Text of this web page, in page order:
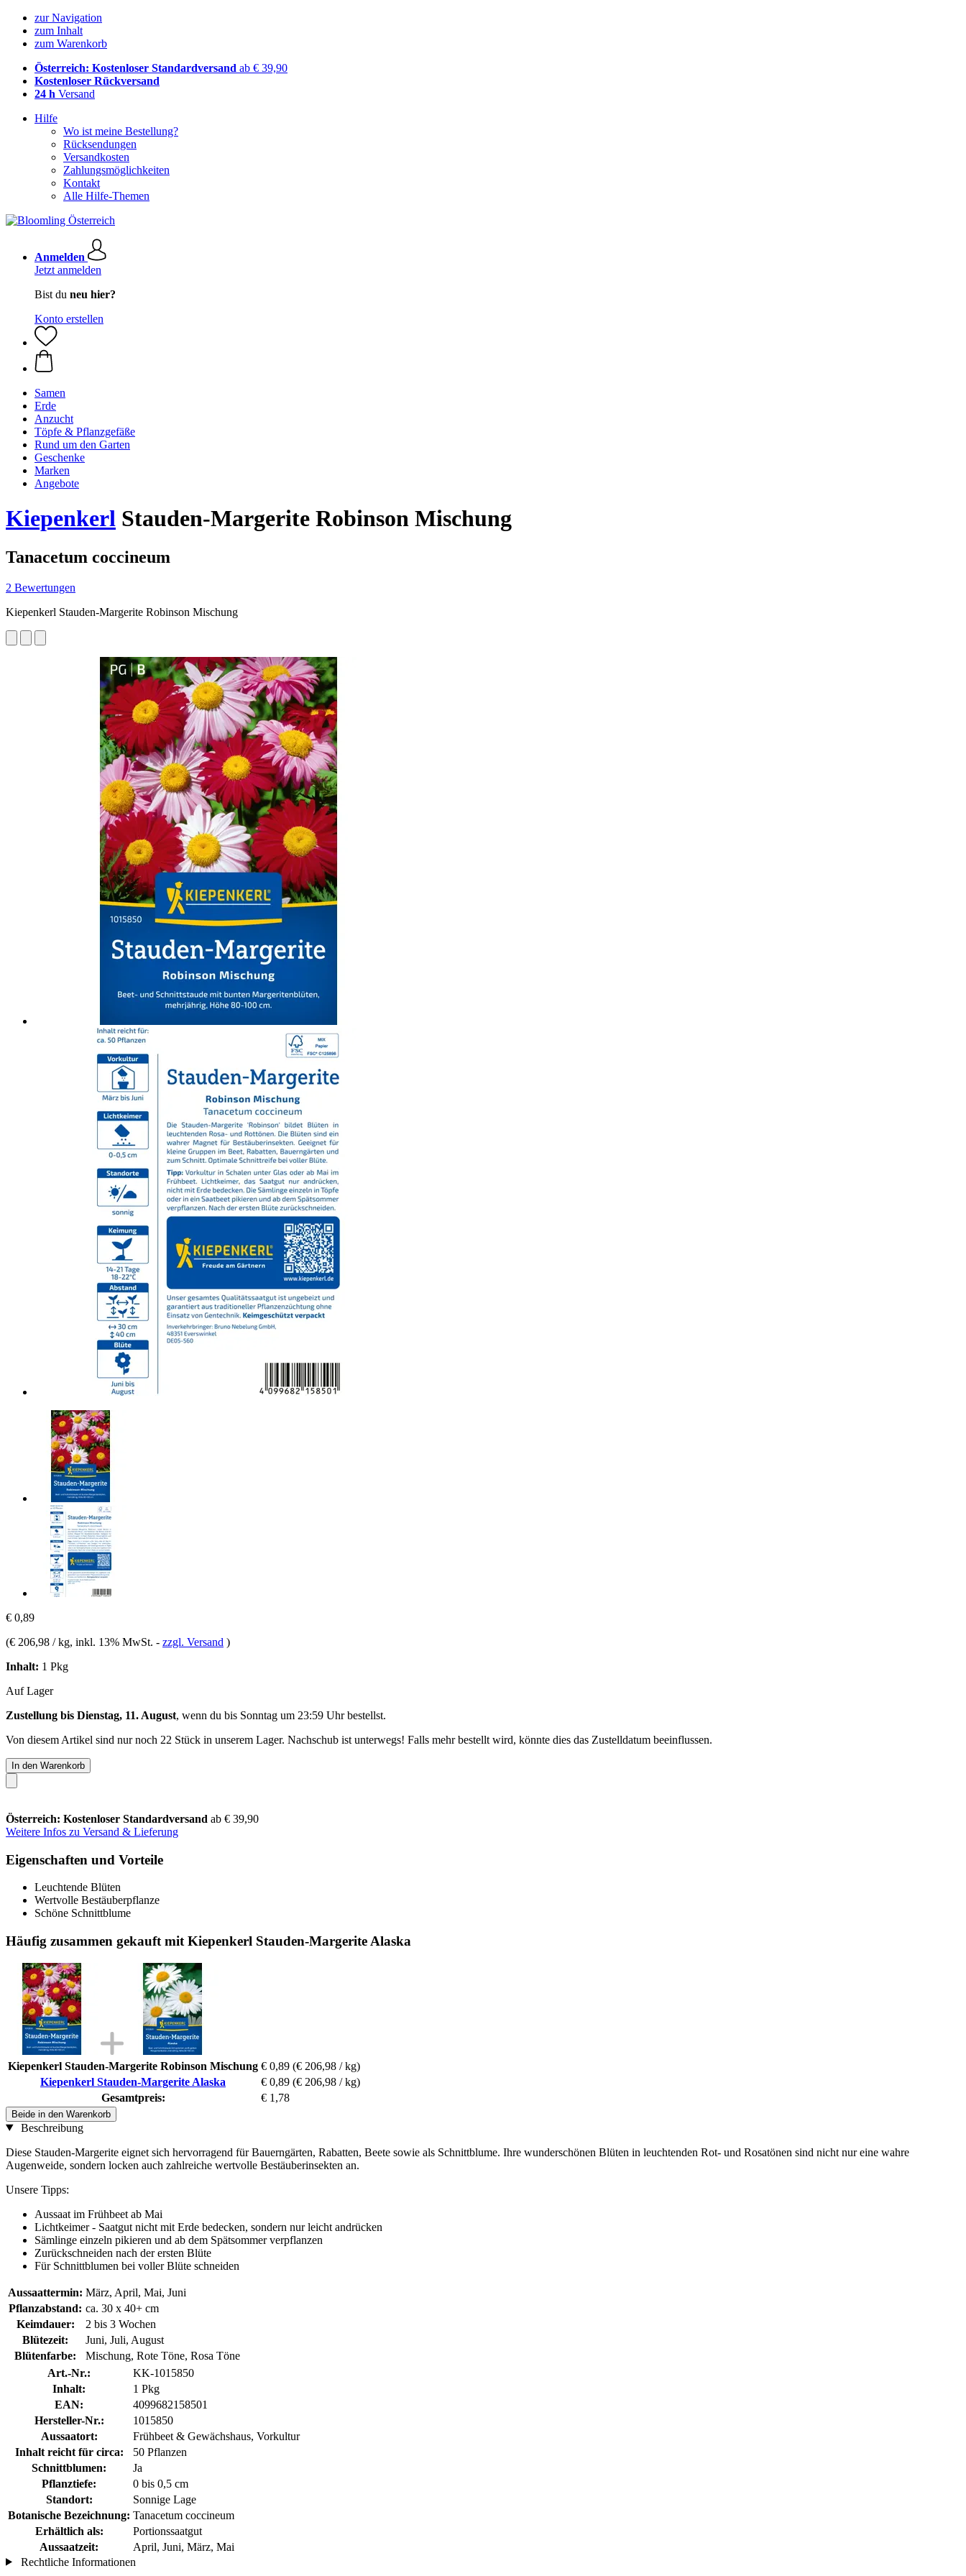
zur Navigation
zum Inhalt
zum Warenkorb
Österreich: Kostenloser Standardversand ab € 39,90
Kostenloser Rückversand
24 h Versand
Hilfe
Wo ist meine Bestellung?
Rücksendungen
Versandkosten
Zahlungsmöglichkeiten
Kontakt
Alle Hilfe-Themen
Anmelden
Jetzt anmelden
Bist du neu hier?
Konto erstellen
Samen
Erde
Anzucht
Töpfe & Pflanzgefäße
Rund um den Garten
Geschenke
Marken
Angebote
Kiepenkerl Stauden-Margerite Robinson Mischung
Tanacetum coccineum
2 Bewertungen
Kiepenkerl Stauden-Margerite Robinson Mischung
€ 0,89
(€ 206,98 / kg, inkl. 13% MwSt. - zzgl. Versand )
Inhalt: 1 Pkg
Auf Lager
Zustellung bis Dienstag, 11. August, wenn du bis Sonntag um 23:59 Uhrbestellst.
Von diesem Artikel sind nur noch 22 Stück in unserem Lager. Nachschub ist unterwegs! Falls mehr bestellt wird, könnte dies das Zustelldatum beeinflussen.
In den Warenkorb
Österreich: Kostenloser Standardversand ab € 39,90
Weitere Infos zu Versand & Lieferung
Eigenschaften und Vorteile
Leuchtende Blüten
Wertvolle Bestäuberpflanze
Schöne Schnittblume
Häufig zusammen gekauft mit Kiepenkerl Stauden-Margerite Alaska
Kiepenkerl Stauden-Margerite Robinson Mischung € 0,89 (€ 206,98 / kg)
Kiepenkerl Stauden-Margerite Alaska
€ 0,89 (€ 206,98 / kg)
Gesamtpreis:
€ 1,78
Beide in den Warenkorb
Beschreibung
Diese Stauden-Margerite eignet sich hervorragend für Bauerngärten, Rabatten, Beete sowie als Schnittblume. Ihre wunderschönen Blüten in leuchtenden Rot- und Rosatönen sind nicht nur eine wahre
Augenweide, sondern locken auch zahlreiche wertvolle Bestäuberinsekten an.
Unsere Tipps:
Aussaat im Frühbeet ab Mai
Lichtkeimer - Saatgut nicht mit Erde bedecken, sondern nur leicht andrücken
Sämlinge einzeln pikieren und ab dem Spätsommer verpflanzen
Zurückschneiden nach der ersten Blüte
Für Schnittblumen bei voller Blüte schneiden
Aussaattermin: März, April, Mai, Juni
Pflanzabstand: ca. 30 x 40+ cm
Keimdauer:
2 bis 3 Wochen
Blütezeit:
Juni, Juli, August
Blütenfarbe:
Mischung, Rote Töne, Rosa Töne
Art.-Nr.:
KK-1015850
Inhalt:
1 Pkg
EAN:
4099682158501
Hersteller-Nr.:
1015850
Aussaatort:
Frühbeet & Gewächshaus, Vorkultur
Inhalt reicht für circa:
50 Pflanzen
Schnittblumen:
Ja
Pflanztiefe:
0 bis 0,5 cm
Standort:
Sonnige Lage
Botanische Bezeichnung: Tanacetum coccineum
Erhältlich als:
Portionssaatgut
Aussaatzeit:
April, Juni, März, Mai
Rechtliche Informationen